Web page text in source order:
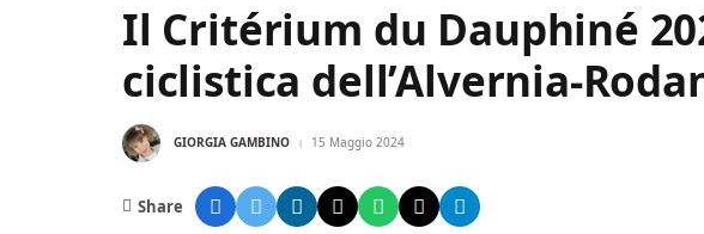
Il Critérium du Dauphiné
ciclistica dell’Alvernia-
GIORGIA GAMBINO 15 Maggio 2024
Share